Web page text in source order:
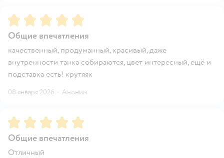
Рейтинг:5
Общие впечатления
качественный, продуманный, красивый, даже
внутренности танка собираются, цвет интересный, ещё и
подставка есть! крутяяк
08 января 2026 · Аноним
Рейтинг:5
Общие впечатления
Отличный